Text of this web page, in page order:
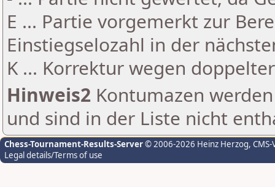
E ... Partie vorgemerkt zur
Einstiegselozahl in der
K ... Korrektur wegen
Hinweis2 Kontumazen
und sind in der Liste nicht
Chess-Tournament-Results-Server© 2006-2026 Heinz Herzog,
Legal details/Terms of use